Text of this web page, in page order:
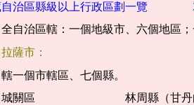
自治區縣級以上行政區劃一覽
全自治區轄：一個地級市、六個地區
拉薩市：
轄一個市轄區、七個縣。
城關區 林周縣（甘丹曲果